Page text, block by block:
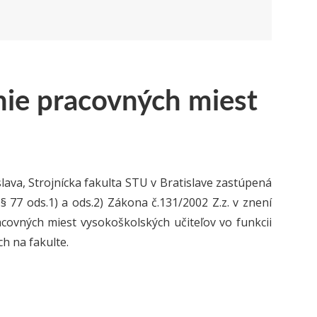
pracovných miest
Strojnícka fakulta STU v Bratislave zastúpená
ods.1) a ods.2) Zákona č.131/2002 Z.z. v znení
miest vysokoškolských učiteľov vo funkcii
na fakulte.